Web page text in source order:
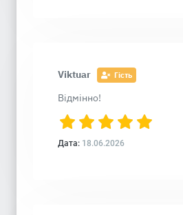
Viktuar Гість
Відмінно!
Дата: 18.06.2026